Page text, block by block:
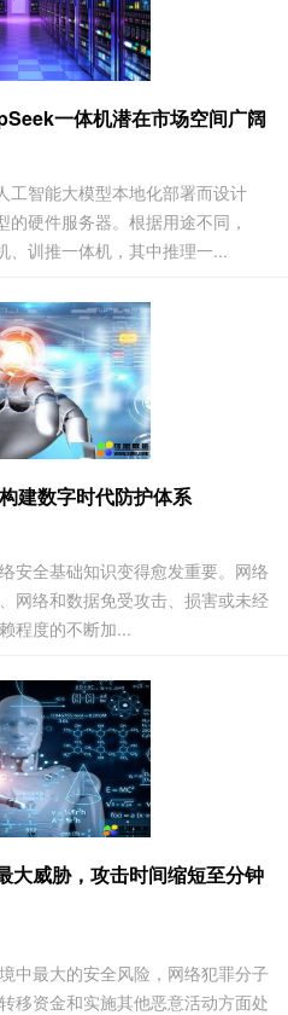
一体机潜在市场空间广阔
智能大模型本地化部署而设计
硬件服务器。根据用途不同，
、训推一体机，其中推理一...
建数字时代防护体系
安全基础知识变得愈发重要。网络
网络和数据免受攻击、损害或未经
程度的不断加...
大威胁，攻击时间缩短至分钟
中最大的安全风险，网络犯罪分子
移资金和实施其他恶意活动方面处